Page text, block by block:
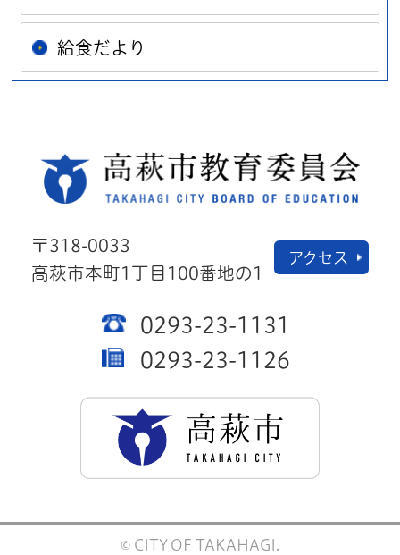
給食だより
〒318-0033
高萩市本町1丁目100番地の1
アクセス
0293-23-1131
0293-23-1126
© CITY OF TAKAHAGI.